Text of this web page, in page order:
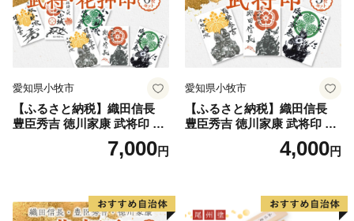
愛知県小牧市
【ふるさと納税】織田信長
豊臣秀吉 徳川家康 武将印 花
押印 6枚 セット イラスト 戦
国 武将 小牧山城 墨絵 龍画師
グッズ 愛知県 小牧市 お取り
寄せ 送料無料
7,000円
愛知県小牧市
【ふるさと納税】織田信長
豊臣秀吉 徳川家康 武将印 3
枚 セット イラスト 戦国 武将
小牧山城 墨絵 龍画師 書道ア
愛知県 小牧市 お取り寄せ 送
料無料
4,000円